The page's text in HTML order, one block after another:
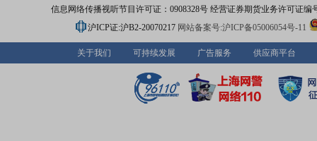
信息网络传播视听节目许可证：0908328号 经营证券期货业务许可证编
沪ICP证:沪B2-20070217 网站备案号:沪ICP备05006054号-11
关于我们 可持续发展 广告服务 供应商平台